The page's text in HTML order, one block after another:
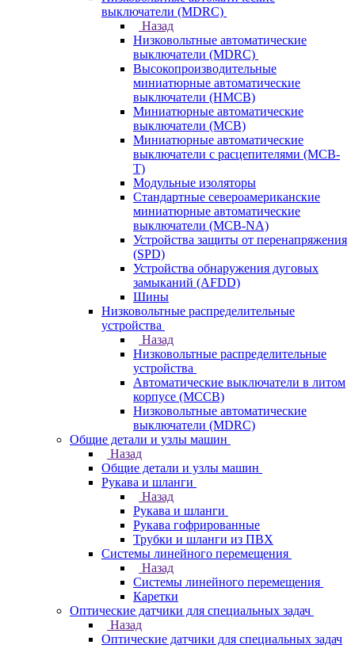
выключатели (MDRC)
Назад
Низковольтные автоматические
выключатели (MDRC)
Высокопроизводительные
миниатюрные автоматические
выключатели (HMCB)
Миниатюрные автоматические
выключатели (MCB)
Миниатюрные автоматические
выключатели с расцепителями (MCB-
T)
Модульные изоляторы
Стандартные североамериканские
миниатюрные автоматические
выключатели (MCB-NA)
Устройства защиты от перенапряжения
(SPD)
Устройства обнаружения дуговых
замыканий (AFDD)
Шины
Низковольтные распределительные
устройства
Назад
Низковольтные распределительные
устройства
Автоматические выключатели в литом
корпусе (MCCB)
Низковольтные автоматические
выключатели (MDRC)
Общие детали и узлы машин
Назад
Общие детали и узлы машин
Рукава и шланги
Назад
Рукава и шланги
Рукава гофрированные
Трубки и шланги из ПВХ
Системы линейного перемещения
Назад
Системы линейного перемещения
Каретки
Оптические датчики для специальных задач
Назад
Оптические датчики для специальных задач